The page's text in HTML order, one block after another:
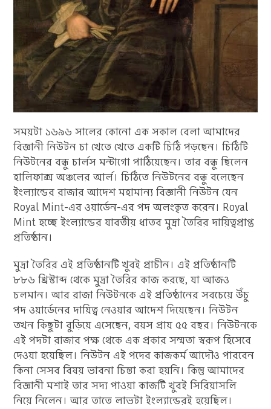
সময়টা ১৬৯৬ সালের কোনো এক সকাল বেলা আমাদের
বিজ্ঞানী নিউটন চা খেতে খেতে একটি চিঠি পড়ছেন। চিঠিটি
নিউটনের বন্ধু চার্লস মন্টাগো পাঠিয়েছেন। তার বন্ধু ছিলেন
হালিফাক্স অঞ্চলের আর্ল। চিঠিতে নিউটনের বন্ধু বলেছেন
ইংল্যান্ডের রাজার আদেশ মহামান্য বিজ্ঞানী নিউটন যেন
Royal Mint-এর ওয়ার্ডেন-এর পদ অলংকৃত করেন। Royal
Mint হচ্ছে ইংল্যান্ডের যাবতীয় ধাতব মুদ্রা তৈরির দায়িত্বপ্রাপ্ত
প্রতিষ্ঠান।
মুদ্রা তৈরির এই প্রতিষ্ঠানটি খুবই প্রাচীন। এই প্রতিষ্ঠানটি
৮৮৬ খ্রিস্টাব্দ থেকে মুদ্রা তৈরির কাজ করছে, যা আজও
চলমান। আর রাজা নিউটনকে এই প্রতিষ্ঠানের সবচেয়ে উঁচু
পদ ওয়ার্ডেনের দায়িত্ব নেওয়ার আদেশ দিয়েছেন। নিউটন
তখন কিছুটা বুড়িয়ে এসেছেন, বয়স প্রায় ৫৫ বছর। নিউটনকে
এই পদটা রাজার পক্ষ থেকে এক প্রকার সম্মতা স্বরূপ হিসেবে
দেওয়া হয়েছিল। নিউটন এই পদের কাজকর্ম আদৌও পারবেন
কিনা সেসব বিষয় ভাবনা চিন্তা করা হয়নি। কিন্তু আমাদের
বিজ্ঞানী মশাই তার সদ্য পাওয়া কাজটি খুবই সিরিয়াসলি
নিয়ে নিলেন। আর তাতে লাভটা ইংল্যান্ডেরই হয়েছিল।